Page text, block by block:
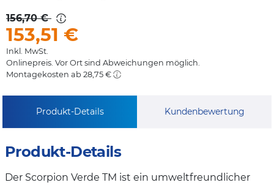
156,70 €
153,51 €
Inkl. MwSt.
Onlinepreis. Vor Ort sind Abweichungen möglich.
Montagekosten ab 28,75 €
Produkt-Details Kundenbewertung
Produkt-Details
Der Scorpion Verde TM ist ein umweltfreundlicher